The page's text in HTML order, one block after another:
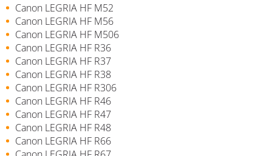
Canon LEGRIA HF M52
Canon LEGRIA HF M56
Canon LEGRIA HF M506
Canon LEGRIA HF R36
Canon LEGRIA HF R37
Canon LEGRIA HF R38
Canon LEGRIA HF R306
Canon LEGRIA HF R46
Canon LEGRIA HF R47
Canon LEGRIA HF R48
Canon LEGRIA HF R66